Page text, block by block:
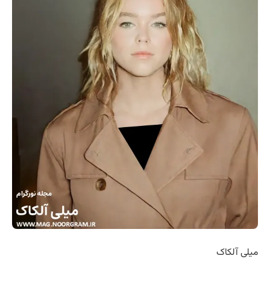
میلی آلکاک